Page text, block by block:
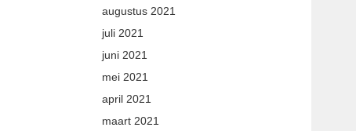
augustus 2021
juli 2021
juni 2021
mei 2021
april 2021
maart 2021